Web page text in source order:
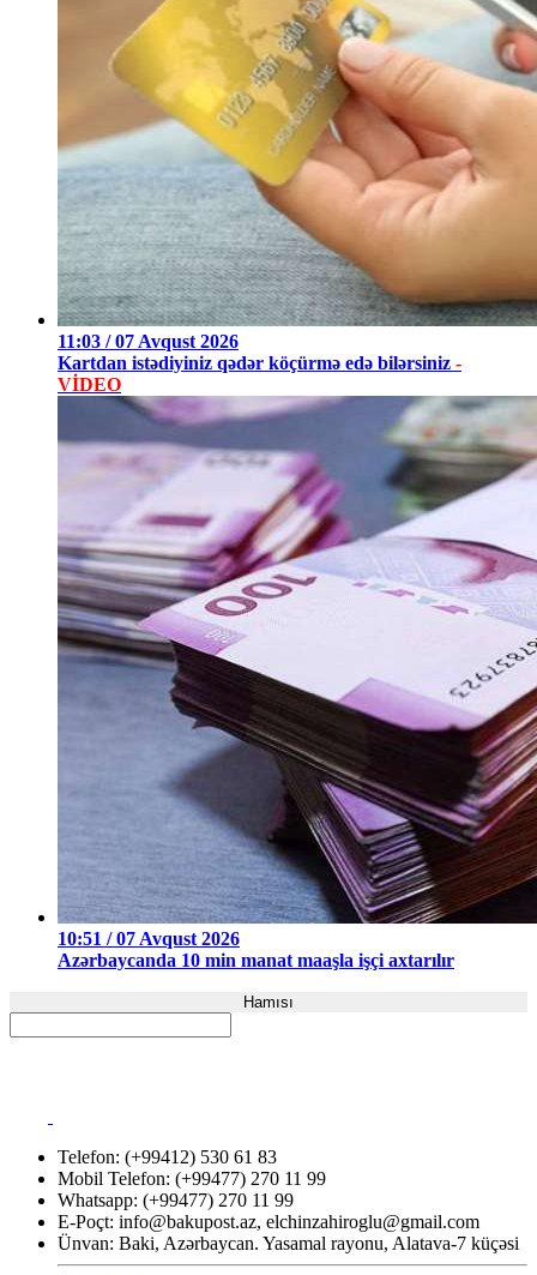
11:03 / 07 Avqust 2026
Kartdan istədiyiniz qədər köçürmə edə bilərsiniz -
VİDEO
10:51 / 07 Avqust 2026
Azərbaycanda 10 min manat maaşla işçi axtarılır
Hamısı
Telefon: (+99412) 530 61 83
Mobil Telefon: (+99477) 270 11 99
Whatsapp: (+99477) 270 11 99
E-Poçt: info@bakupost.az, elchinzahiroglu@gmail.com
Ünvan: Baki, Azərbaycan. Yasamal rayonu, Alatava-7 küçəsi